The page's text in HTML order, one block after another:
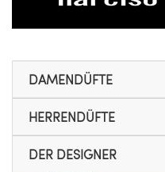
DAMENDÜFTE
HERRENDÜFTE
DER DESIGNER